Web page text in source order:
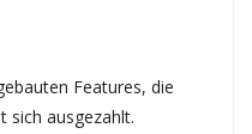
Features, die
sich ausgezahlt.